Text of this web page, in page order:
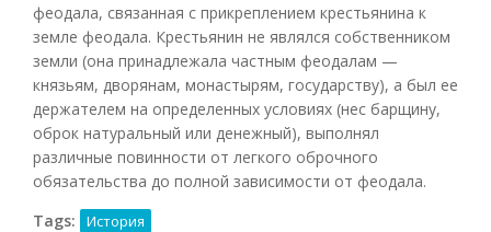
феодала, связанная с прикреплением крестьянина к
земле феодала. Крестьянин не являлся собственником
земли (она принадлежала частным феодалам —
князьям, дворянам, монастырям, государству), а был ее
держателем на определенных условиях (нес барщину,
оброк натуральный или денежный), выполнял
различные повинности от легкого оброчного
обязательства до полной зависимости от феодала.
Tags:
История